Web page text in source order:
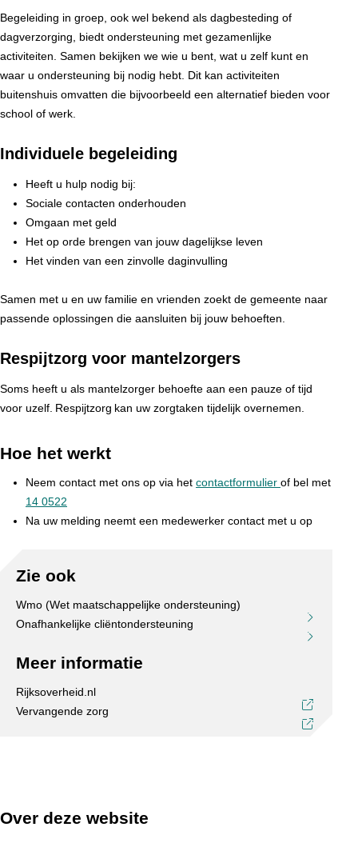
Begeleiding in groep, ook wel bekend als dagbesteding of
dagverzorging, biedt ondersteuning met gezamenlijke
activiteiten. Samen bekijken we wie u bent, wat u zelf kunt en
waar u ondersteuning bij nodig hebt. Dit kan activiteiten
buitenshuis omvatten die bijvoorbeeld een alternatief bieden voor
school of werk.
Individuele begeleiding
Heeft u hulp nodig bij:
Sociale contacten onderhouden
Omgaan met geld
Het op orde brengen van jouw dagelijkse leven
Het vinden van een zinvolle daginvulling
Samen met u en uw familie en vrienden zoekt de gemeente naar
passende oplossingen die aansluiten bij jouw behoeften.
Respijtzorg voor mantelzorgers
Soms heeft u als mantelzorger behoefte aan een pauze of tijd
voor uzelf. Respijtzorg kan uw zorgtaken tijdelijk overnemen.
Hoe het werkt
Neem contact met ons op via het contactformulier of bel met
14 0522
Na uw melding neemt een medewerker contact met u op
Zie ook
Wmo (Wet maatschappelijke ondersteuning)
Onafhankelijke cliëntondersteuning
Meer informatie
Rijksoverheid .nl
Vervangende zorg
Over deze website